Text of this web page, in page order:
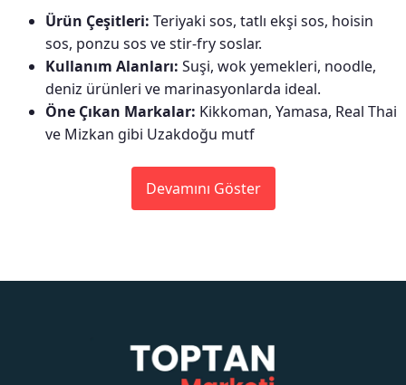
Ürün Çeşitleri: Teriyaki sos, tatlı ekşi sos, hoisin
sos, ponzu sos ve stir-fry soslar.
Kullanım Alanları: Suşi, wok yemekleri, noodle,
deniz ürünleri ve marinasyonlarda ideal.
Öne Çıkan Markalar: Kikkoman, Yamasa, Real Thai
ve Mizkan gibi Uzakdoğu mutf
Devamını Göster